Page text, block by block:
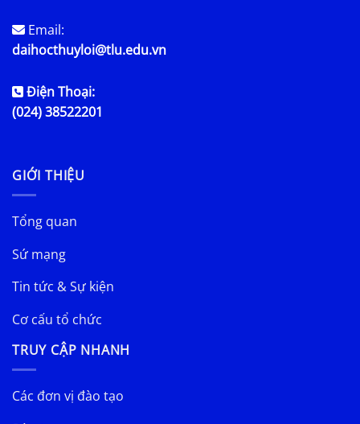
Email:
daihocthuyloi@tlu.edu.vn
Điện Thoại:
(024) 38522201
GIỚI THIỆU
Tổng quan
Sứ mạng
Tin tức & Sự kiện
Cơ cấu tổ chức
TRUY CẬP NHANH
Các đơn vị đào tạo